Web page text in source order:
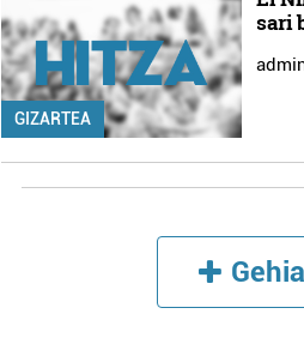
GIZARTEA
sari